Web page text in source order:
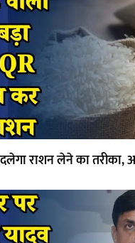
राशन लेने का तरीका,